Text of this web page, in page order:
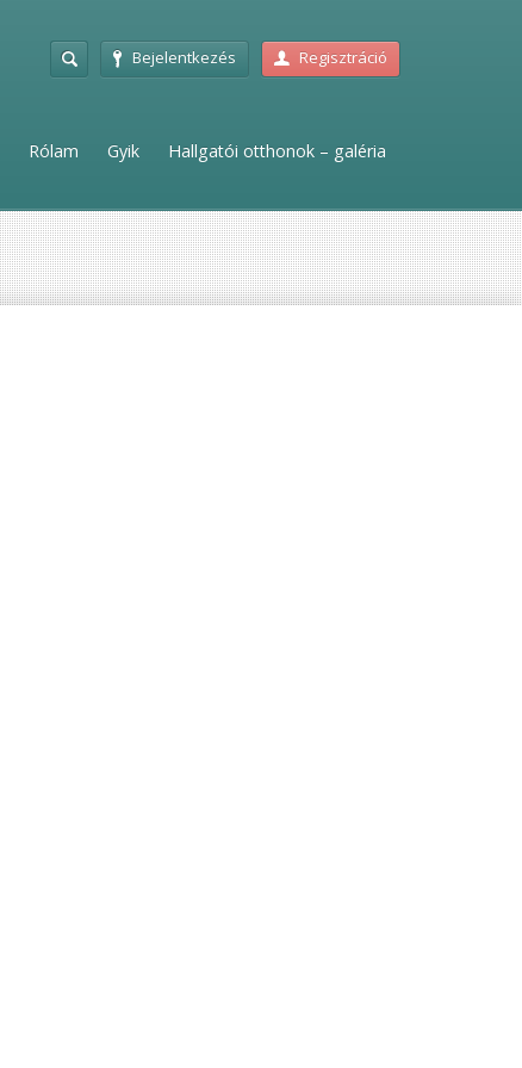
Bejelentkezés Regisztráció
Rólam Gyik Hallgatói otthonok – galéria